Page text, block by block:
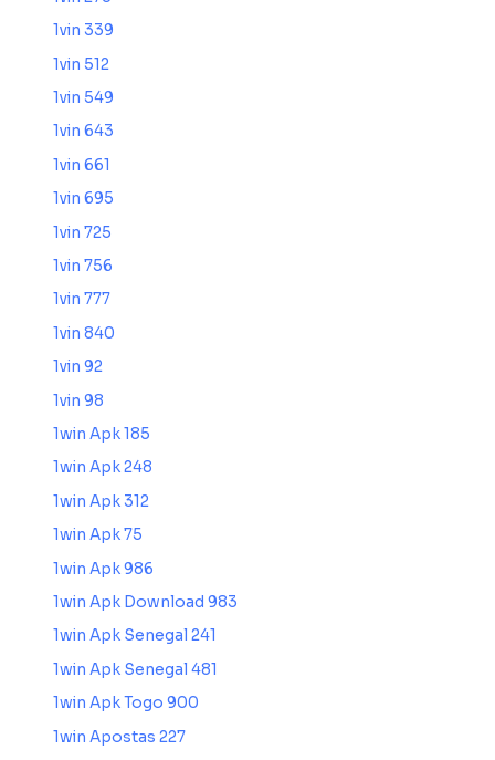
1vin 339
1vin 512
1vin 549
1vin 643
1vin 661
1vin 695
1vin 725
1vin 756
1vin 777
1vin 840
1vin 92
1vin 98
1win Apk 185
1win Apk 248
1win Apk 312
1win Apk 75
1win Apk 986
1win Apk Download 983
1win Apk Senegal 241
1win Apk Senegal 481
1win Apk Togo 900
1win Apostas 227